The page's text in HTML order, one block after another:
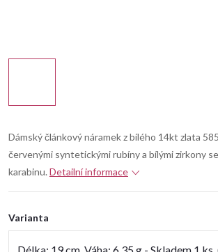
Dámský článkový náramek z bílého 14kt zlata
červenými syntetickými rubíny a bílými zirkony
karabinu. Detailní informace
Varianta